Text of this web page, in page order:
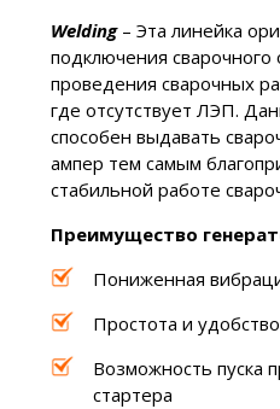
Welding– Эта линейка
подключения
проведения сварочных
где отсутствует ЛЭП.
способен выдавать
ампер тем самым
стабильной работе
Преимущество
Пониженная
Простота и удобство
Возможность пуска
стартера